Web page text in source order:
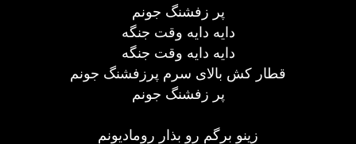
پر زفشنگ جونم
دایه دایه وقت جنگه
دایه دایه وقت جنگه
قطار کش بالای سرم پرزفشنگ جونم
پر زفشنگ جونم
زینو برگم رو بذار رومادیونم